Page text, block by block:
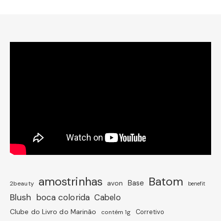
2beauty amostrinhas avon Base Batom benefit
Blush boca colorida Cabelo
Clube do Livro do Marinão contém 1g Corretivo